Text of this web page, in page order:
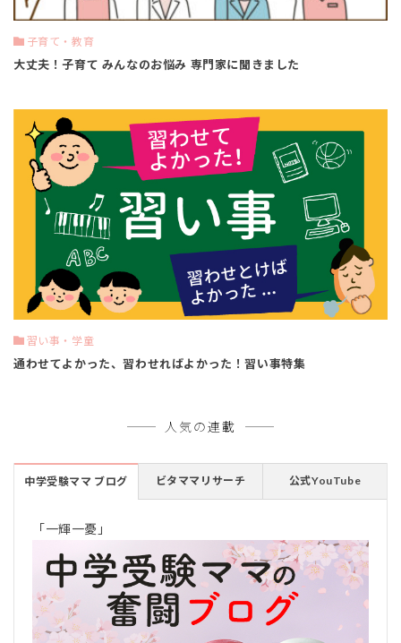
子育て・教育
大丈夫！子育て みんなのお悩み 専門家に聞きました
習い事・学童
通わせてよかった、習わせればよかった！習い事特集
人気の連載
中学受験ママ ブログ ビタママリサーチ 公式YouTube
「一輝一憂」